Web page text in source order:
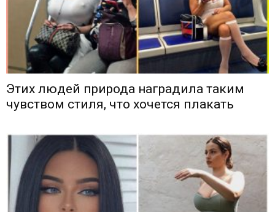
Этих людей природа наградила таким
чувством стиля, что хочется плакать